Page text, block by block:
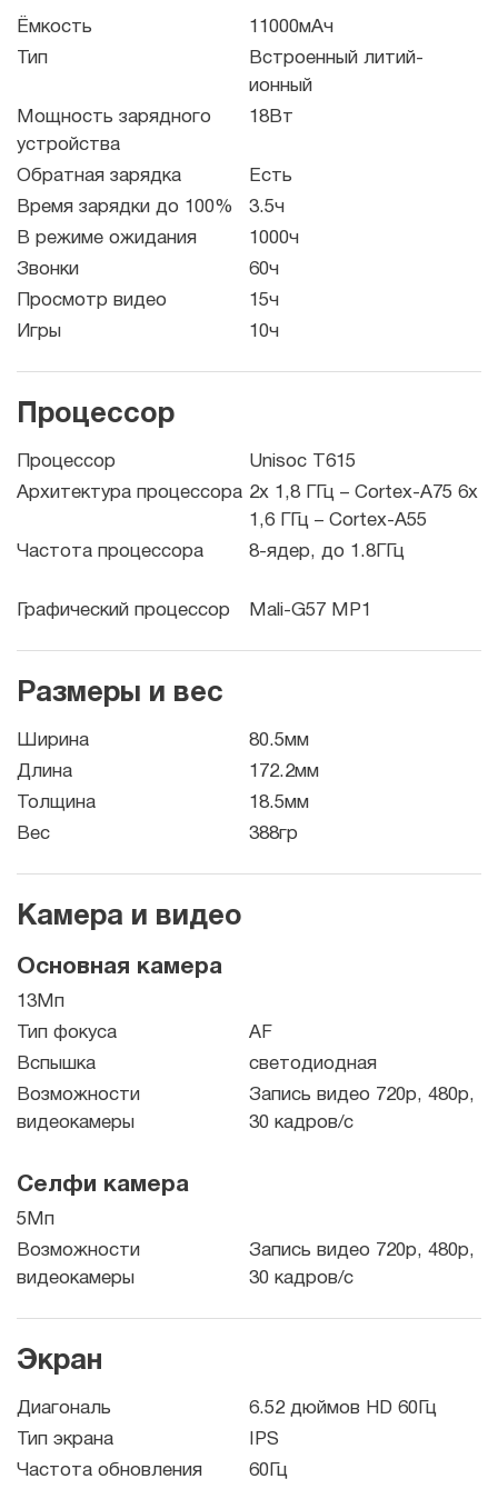
Ёмкость
11000мАч
Тип
Встроенный литий-
ионный
Мощность зарядного
устройства
18Вт
Обратная зарядка
Есть
Время зарядки до 100%
3.5ч
В режиме ожидания
1000ч
Звонки
60ч
Просмотр видео
15ч
Игры
10ч
Процессор
Процессор
Unisoc T615
Архитектура процессора 2x 1,8 ГГц – Cortex-A75 6x
1,6 ГГц – Cortex-A55
Частота процессора
8-ядер, до 1.8ГГц
Графический процессор Mali-G57 MP1
Размеры и вес
Ширина
80.5мм
Длина
172.2мм
Толщина
18.5мм
Вес
388гр
Камера и видео
Основная камера
13Мп
Тип фокуса
AF
Вспышка
светодиодная
Возможности
видеокамеры
Запись видео 720p, 480p,
30 кадров/с
Селфи камера
5Мп
Возможности
видеокамеры
Запись видео 720p, 480p,
30 кадров/с
Экран
Диагональ
6.52 дюймов HD 60Гц
Тип экрана
IPS
Частота обновления
60Гц